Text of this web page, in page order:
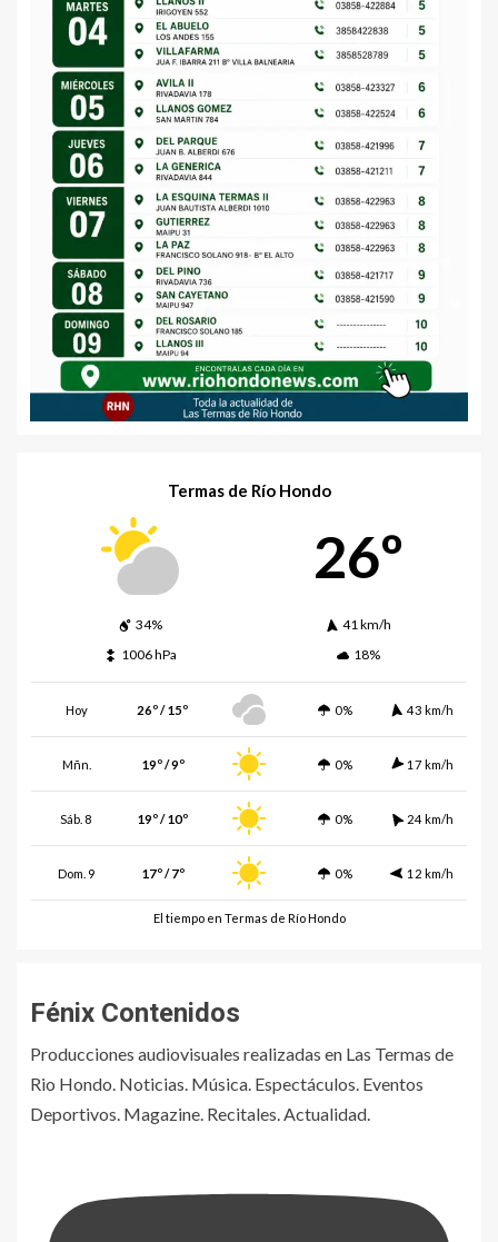
Termas de Río Hondo
26º
34%
41 km/h
1006 hPa
18%
Hoy 26º / 15º 0% 43 km/h
Mñn. 19º / 9º 0% 17 km/h
Sáb. 8 19º / 10º 0% 24 km/h
Dom. 9 17º / 7º 0% 12 km/h
El tiempo en Termas de Río Hondo
Fénix Contenidos
Producciones audiovisuales realizadas en Las Termas de
Rio Hondo. Noticias. Música. Espectáculos. Eventos
Deportivos. Magazine. Recitales. Actualidad.